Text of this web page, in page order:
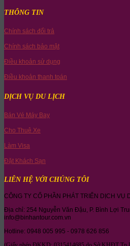
THÔNG TIN
Chính sách đổi trả
Chính sách bảo mật
Điều khoản sử dụng
Điều khoản thanh toán
DỊCH VỤ DU LỊCH
Bán Vé Máy Bay
Cho Thuê Xe
Làm Visa
Đặt Khách Sạn
LIÊN HỆ VỚI CHÚNG TÔI
CÔNG TY CỔ PHẦN PHÁT TRIỂN DỊCH VỤ
Địa chỉ: 254 Nguyễn Văn Đậu, P. Bình Lợi
info@binhantour.com.vn
Hotline: 0948 005 995 - 0978 626 856